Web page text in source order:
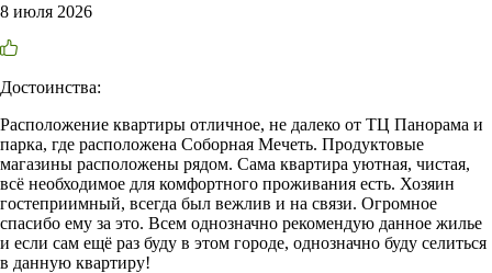
8 июля 2026
Достоинства:
Расположение квартиры отличное, не далеко от ТЦ Панорама и
парка, где расположена Соборная Мечеть. Продуктовые
магазины расположены рядом. Сама квартира уютная, чистая,
всë необходимое для комфортного проживания есть. Хозяин
гостеприимный, всегда был вежлив и на связи. Огромное
спасибо ему за это. Всем однозначно рекомендую данное жилье
и если сам ещё раз буду в этом городе, однозначно буду селиться
в данную квартиру!